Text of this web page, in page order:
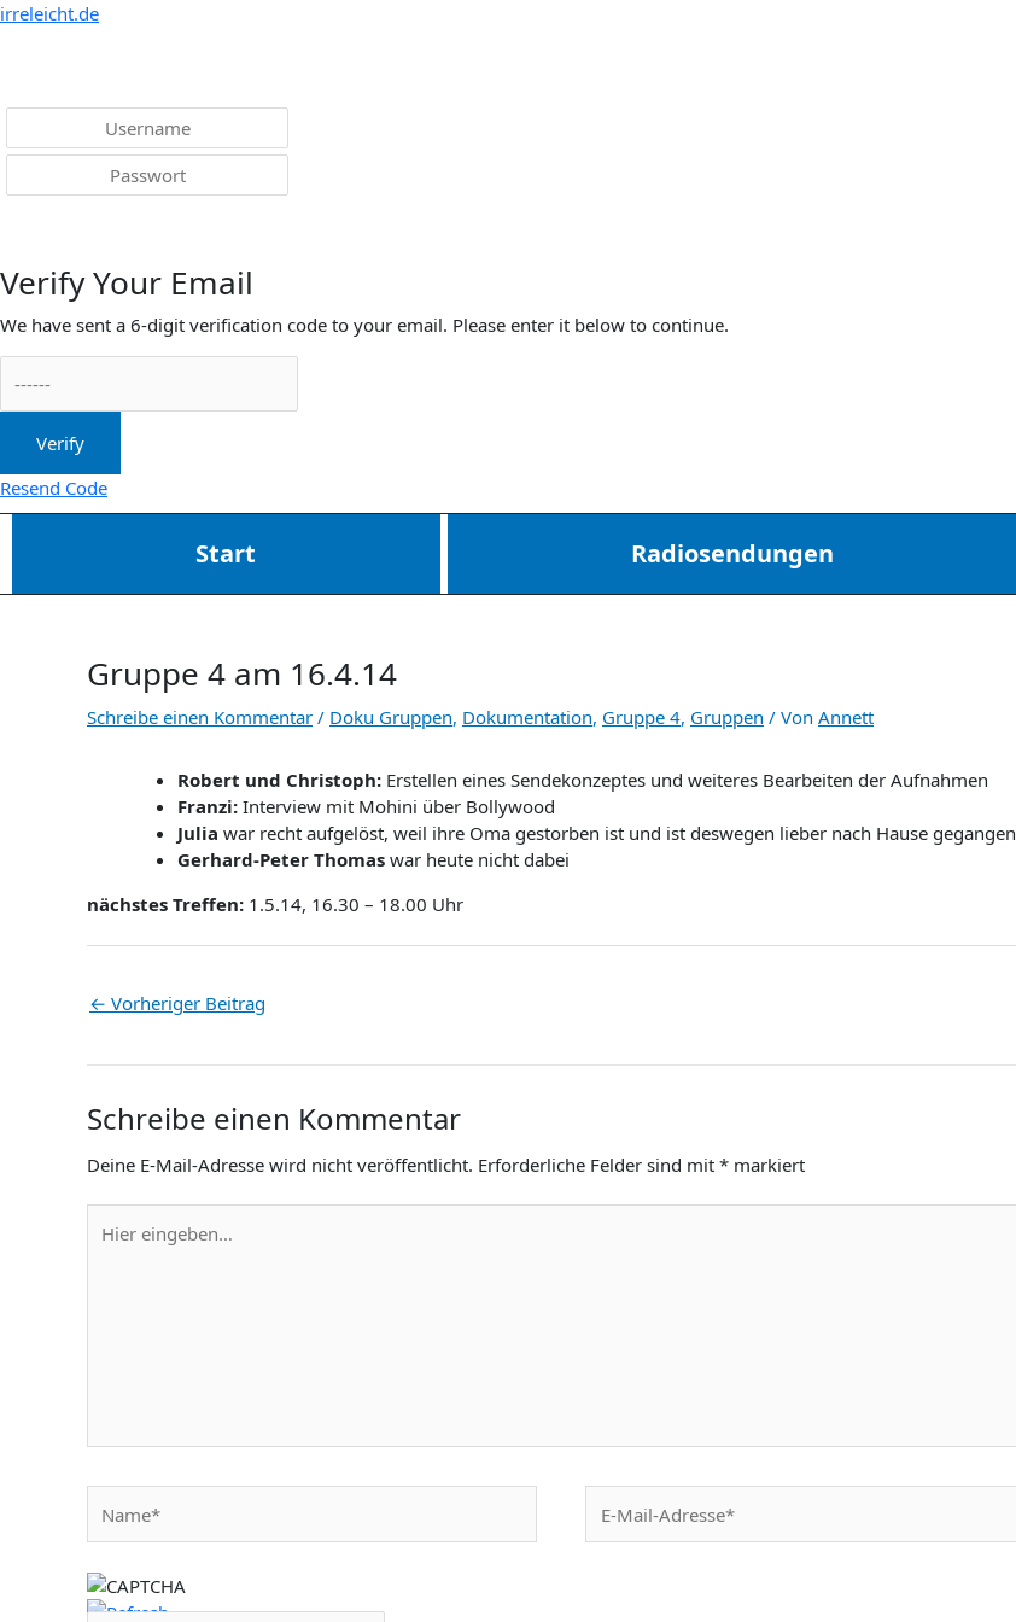
irreleicht.de
Verify Your Email
We have sent a 6-digit verification code to your email. Please enter it below to continue.
Verify
Resend Code
Start Radiosendungen
Gruppe 4 am 16.4.14
Schreibe einen Kommentar / Doku Gruppen, Dokumentation, Gruppe 4, Gruppen / Von Annett
Robert und Christoph: Erstellen eines Sendekonzeptes und weiteres Bearbeiten der Aufnahmen
Franzi: Interview mit Mohini über Bollywood
Julia war recht aufgelöst, weil ihre Oma gestorben ist und ist deswegen lieber nach Hause gegangen
Gerhard-Peter Thomas war heute nicht dabei
nächstes Treffen: 1.5.14, 16.30 – 18.00 Uhr
← Vorheriger Beitrag
Schreibe einen Kommentar
Deine E-Mail-Adresse wird nicht veröffentlicht. Erforderliche Felder sind mit * markiert
eingeben…
Mail-